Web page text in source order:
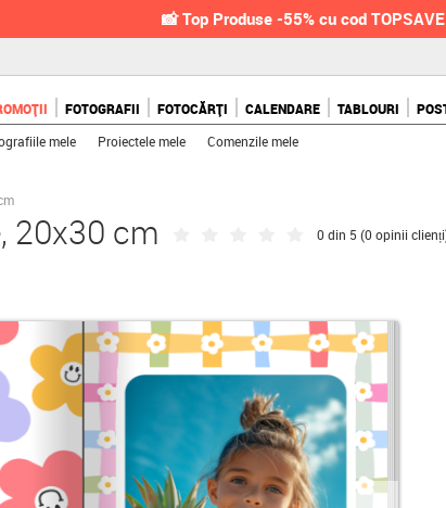
📸 Top Produse -55% cu cod
FOTOGRAFII FOTOCĂRȚI CALENDARE TABLOURI
mele Proiectele mele Comenzile mele
20x30 cm 0 din 5 (0 opinii clienți